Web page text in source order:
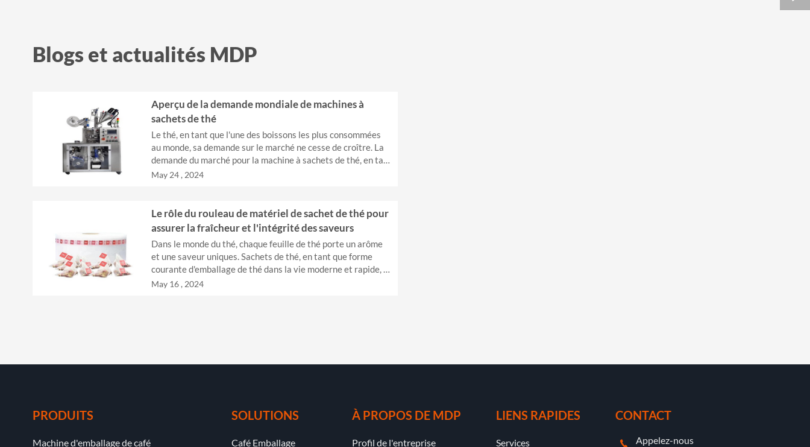
Blogs et actualités MDP
Aperçu de la demande mondiale de machines à
sachets de thé
Le thé, en tant que l'une des boissons les plus consommées
au monde, sa demande sur le marché ne cesse de croître. La
demande du marché pour la machine à sachets de thé, en tant
qu'équipement important pour l'emballage du thé, est
May 24 , 2024
Le rôle du rouleau de matériel de sachet de thé pour
assurer la fraîcheur et l'intégrité des saveurs
Dans le monde du thé, chaque feuille de thé porte un arôme
et une saveur uniques. Sachets de thé, en tant que forme
courante d'emballage de thé dans la vie moderne et rapide, le
choix des rouleaux de matériau est crucial pour maintenir...
May 16 , 2024
PRODUITS
Machine d'emballage de café
SOLUTIONS
Café Emballage
À PROPOS DE MDP
Profil de l'entreprise
LIENS RAPIDES
Services
CONTACT
 Appelez-nous